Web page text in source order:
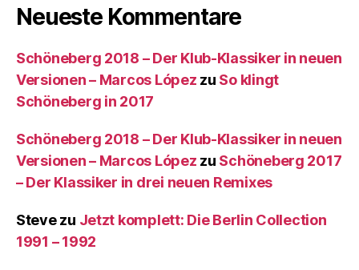
Neueste Kommentare
Schöneberg 2018 – Der Klub-Klassiker in neuen
Versionen – Marcos López zu So klingt
Schöneberg in 2017
Schöneberg 2018 – Der Klub-Klassiker in neuen
Versionen – Marcos López zu Schöneberg 2017
– Der Klassiker in drei neuen Remixes
Stevezu Jetzt komplett: Die Berlin Collection
1991 – 1992